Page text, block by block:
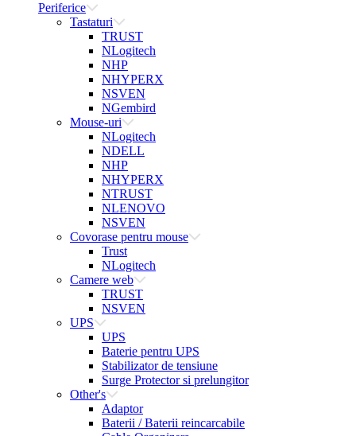
Periferice
Tastaturi
TRUST
NLogitech
NHP
NHYPERX
NSVEN
NGembird
Mouse-uri
NLogitech
NDELL
NHP
NHYPERX
NTRUST
NLENOVO
NSVEN
Covorase pentru mouse
Trust
NLogitech
Camere web
TRUST
NSVEN
UPS
UPS
Baterie pentru UPS
Stabilizator de tensiune
Surge Protector si prelungitor
Other's
Adaptor
Baterii / Baterii reincarcabile